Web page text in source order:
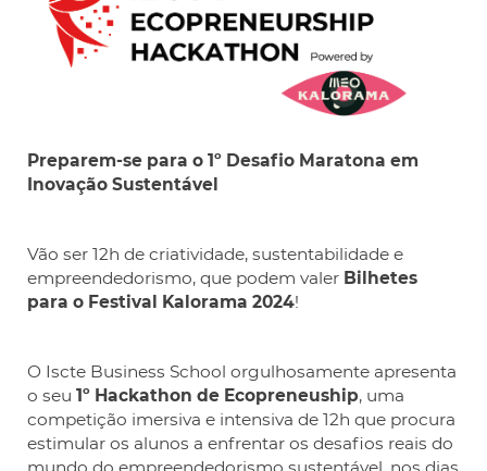
Preparem-se para o 1º Desafio Maratona em
Inovação Sustentável
Vão ser 12h de criatividade, sustentabilidade e
empreendedorismo, que podem valer Bilhetes
para o Festival Kalorama 2024!
O Iscte Business School orgulhosamente apresenta
o seu 1º Hackathon de Ecopreneuship, uma
competição imersiva e intensiva de 12h que procura
estimular os alunos a enfrentar os desafios reais do